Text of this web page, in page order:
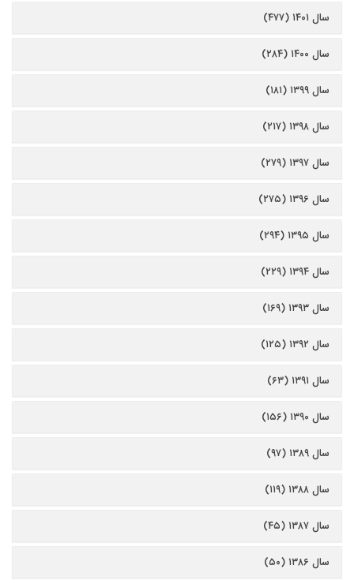
سال ۱۴۰۱ (۴۷۷)
سال ۱۴۰۰ (۲۸۴)
سال ۱۳۹۹ (۱۸۱)
سال ۱۳۹۸ (۲۱۷)
سال ۱۳۹۷ (۲۷۹)
سال ۱۳۹۶ (۲۷۵)
سال ۱۳۹۵ (۲۹۴)
سال ۱۳۹۴ (۲۲۹)
سال ۱۳۹۳ (۱۶۹)
سال ۱۳۹۲ (۱۲۵)
سال ۱۳۹۱ (۶۳)
سال ۱۳۹۰ (۱۵۶)
سال ۱۳۸۹ (۹۷)
سال ۱۳۸۸ (۱۱۹)
سال ۱۳۸۷ (۴۵)
سال ۱۳۸۶ (۵۰)